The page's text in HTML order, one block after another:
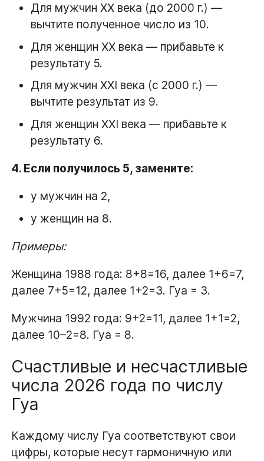
Для мужчин XX века (до 2000 г.) —
вычтите полученное число из 10.
Для женщин XX века — прибавьте к
результату 5.
Для мужчин XXI века (с 2000 г.) —
вычтите результат из 9.
Для женщин XXI века — прибавьте к
результату 6.
4. Если получилось 5, замените:
у мужчин на 2,
у женщин на 8.
Примеры:
Женщина 1988 года: 8+8=16, далее 1+6=7,
далее 7+5=12, далее 1+2=3. Гуа = 3.
Мужчина 1992 года: 9+2=11, далее 1+1=2,
далее 10–2=8. Гуа = 8.
Счастливые и несчастливые
числа 2026 года по числу
Гуа
Каждому числу Гуа соответствуют свои
цифры, которые несут гармоничную или